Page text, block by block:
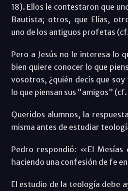
18). Ellos le contestaron que
Bautista; otros, que Elías,
uno de los antiguos profetas
Pero a Jesús no le interesa lo
bien quiere conocer lo que
vosotros, ¿quién decís que
lo que piensan sus “amigos” (cf.
Queridos alumnos, la
misma antes de estudiar
Pedro respondió: «El
haciendo una confesión de fe
El estudio de la teología debe